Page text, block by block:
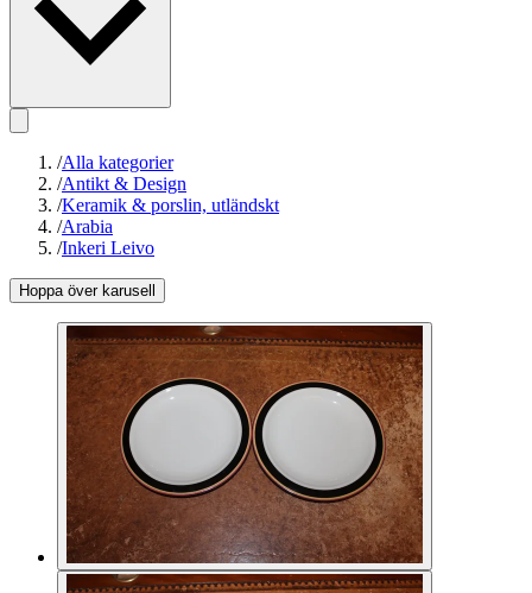
/Alla kategorier
/Antikt & Design
/Keramik & porslin, utländskt
/Arabia
/Inkeri Leivo
Hoppa över karusell